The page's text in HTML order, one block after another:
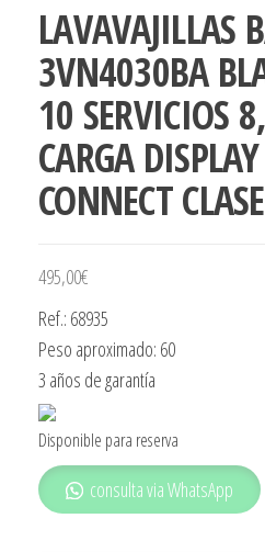
LAVAVAJILLAS
3VN4030BA
10 SERVICIOS
CARGA
CONNECT
495,00€
Ref.: 68935
Peso aproximado: 60
3 años de garantía
Disponible para reserva
consulta via WhatsApp